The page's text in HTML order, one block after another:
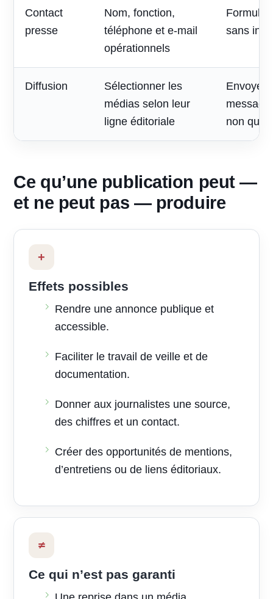
Contact
presse
Nom, fonction,
téléphone et e-mail
opérationnels
sans
Diffusion
Sélectionner les
médias selon leur
ligne éditoriale
Envoyer
non
Ce qu’une publication peut —
et ne peut pas — produire
+
Effets possibles
Rendre une annonce publique et
accessible.
Faciliter le travail de veille et de
documentation.
Donner aux journalistes une source,
des chiffres et un contact.
Créer des opportunités de mentions,
d’entretiens ou de liens éditoriaux.
≠
Ce qui n’est pas garanti